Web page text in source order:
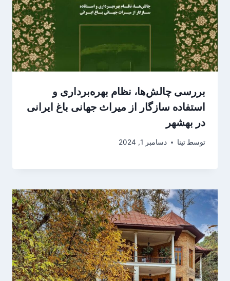
بررسی چالش‌ها، نظام بهره‌برداری و
استفاده سازگار از میراث جهانی باغ ایرانی
در بهشهر
توسط تینا دسامبر 1, 2024